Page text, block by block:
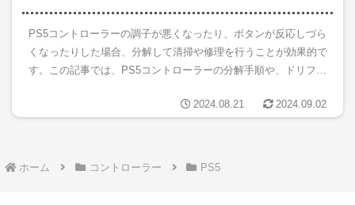
PS5コントローラーの調子が悪くなったり、ボタンが反応しづら
くなったりした場合、分解して清掃や修理を行うことが効果的で
す。この記事では、PS5コントローラーの分解手順や、ドリフト
しく... 2024.08.21 2024.09.02
ホーム コントローラー PS5